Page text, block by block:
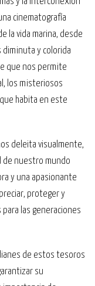
cinematografía
la vida marina, desde
diminuta y colorida
que nos permite
los misteriosos
habita en este
deleita visualmente,
de nuestro mundo
y una apasionante
proteger y
las generaciones
de estos tesoros
su